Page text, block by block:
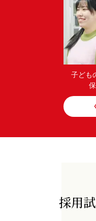
子ども
採用